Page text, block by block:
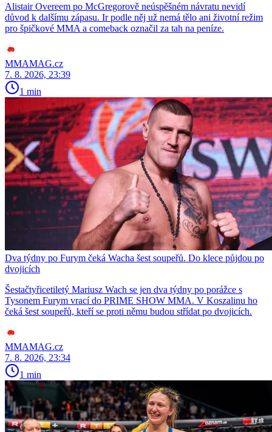
Alistair Overeem po McGregorově neúspěšném návratu nevidí
důvod k dalšímu zápasu. Ir podle něj už nemá tělo ani životní režim
pro špičkové MMA a comeback označil za tah na peníze.
MMAMAG.cz
7. 8. 2026, 23:39
1 min
Dva týdny po Furym čeká Wacha šest soupeřů. Do klece půjdou po
dvojicích
Šestačtyřicetiletý Mariusz Wach se jen dva týdny po porážce s
Tysonem Furym vrací do PRIME SHOW MMA. V Koszalinu ho
čeká šest soupeřů, kteří se proti němu budou střídat po dvojicích.
MMAMAG.cz
7. 8. 2026, 23:34
1 min